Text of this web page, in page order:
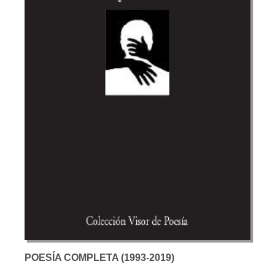
POESÍA COMPLETA (1993-2019)